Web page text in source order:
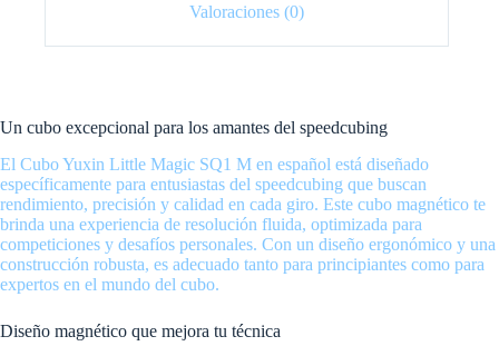
Valoraciones (0)
Un cubo excepcional para los amantes del speedcubing
El Cubo Yuxin Little Magic SQ1 M en español está diseñado
específicamente para entusiastas del speedcubing que buscan
rendimiento, precisión y calidad en cada giro. Este cubo magnético te
brinda una experiencia de resolución fluida, optimizada para
competiciones y desafíos personales. Con un diseño ergonómico y una
construcción robusta, es adecuado tanto para principiantes como para
expertos en el mundo del cubo.
Diseño magnético que mejora tu técnica